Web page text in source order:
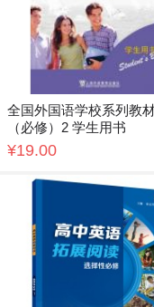
全国外国语学校系列教
（必修）2 学生用书
¥19.00